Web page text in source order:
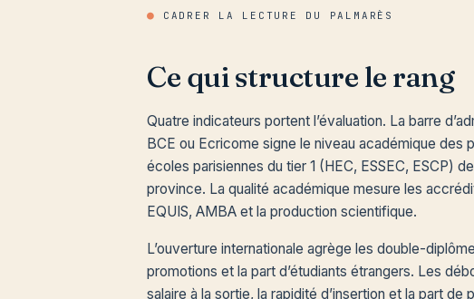
● CADRER LA LECTURE DU PALMARÈS
Ce qui structure le rang
Quatre indicateurs portent l’évaluation. La barre
BCE ou Ecricome signe le niveau académique des
écoles parisiennes du tier 1 (HEC, ESSEC, ESCP)
province. La qualité académique mesure les
EQUIS, AMBA et la production scientifique.
L’ouverture internationale agrège les double-
promotions et la part d’étudiants étrangers. Les
salaire à la sortie, la rapidité d’insertion et la part de